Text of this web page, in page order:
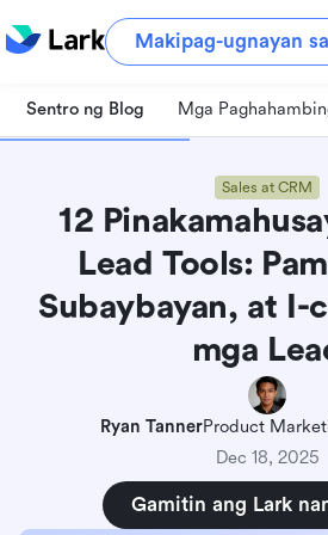
Makipag-ugnayan
Sentro ng Blog Mga
Sales at CRM
12
Lead Tools:
Subaybayan, at I-
mga
Ryan TannerProduct
Dec 18, 2025
Gamitin ang Lark